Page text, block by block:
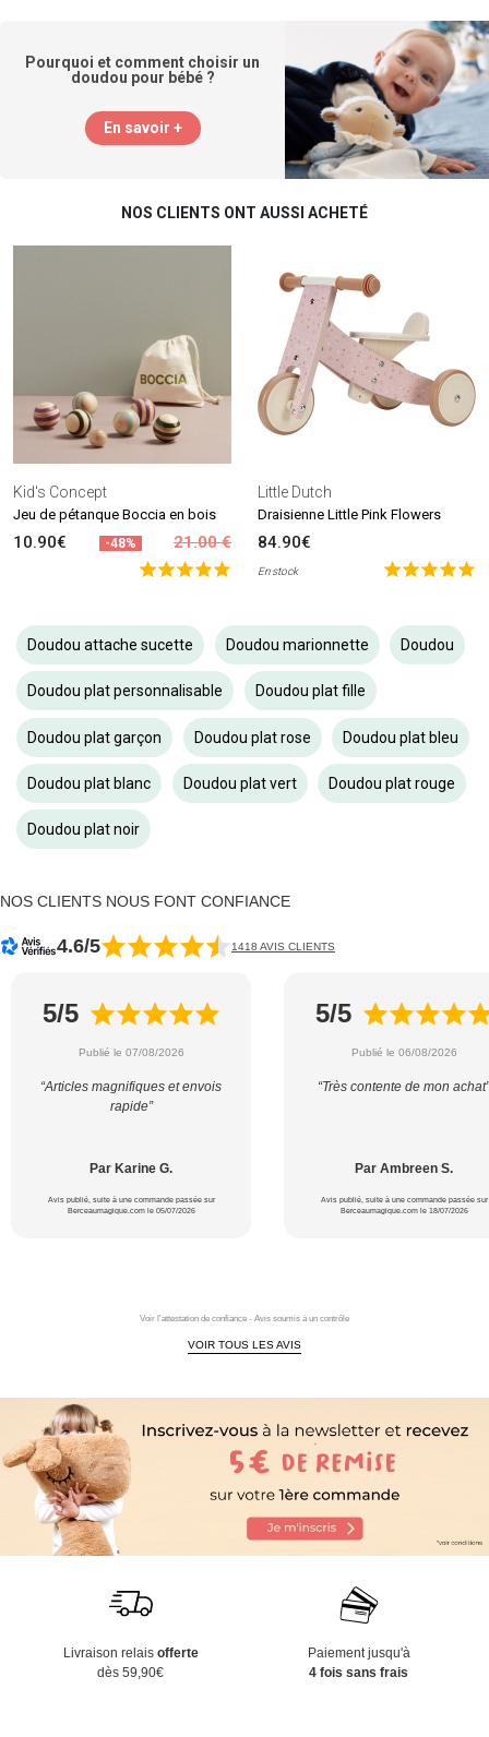
Pourquoi et comment choisir un
doudou pour bébé ?
En savoir +
NOS CLIENTS ONT AUSSI ACHETÉ
Kid's Concept
Jeu de pétanque Boccia en bois
10.90€ -48% 21.00 €
Little Dutch
Draisienne Little Pink Flowers
84.90€
En stock
Doudou attache sucette Doudou marionnette Doudou
Doudou plat personnalisable Doudou plat fille
Doudou plat garçon Doudou plat rose Doudou plat bleu
Doudou plat blanc Doudou plat vert Doudou plat rouge
Doudou plat noir
NOS CLIENTS NOUS FONT CONFIANCE
4.6/5 1418 AVIS CLIENTS
5/5
Publié le 07/08/2026
“Articles magnifiques et envois
rapide”
Par Karine G.
Avis publié, suite à une commande passée sur
Berceaumagique.com le 05/07/2026
5/5
Publié le 06/08/2026
“Très contente de mon achat”
Par Ambreen S.
Avis publié, suite à une commande passée sur
Berceaumagique.com le 18/07/2026
Voir l'attestation de confiance - Avis soumis à un contrôle
VOIR TOUS LES AVIS
Livraison relais offerte
dès 59,90€
Paiement jusqu'à
4 fois sans frais